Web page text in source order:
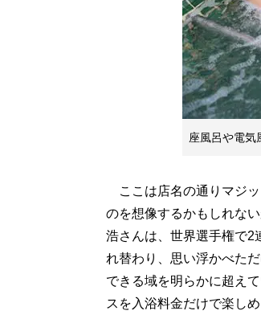
座風呂や電気
ここは店名の通りマジッ
のを想像するかもしれな
浩さんは、世界選手権で2
れ替わり、思い浮かべた
できる域を明らかに超え
スを入浴料金だけで楽し